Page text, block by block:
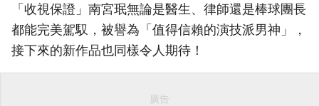
「收視保證」南宮珉無論是醫生、律師還是棒球團長
都能完美駕馭，被譽為「值得信賴的演技派男神」，
接下來的新作品也同樣令人期待！
廣告